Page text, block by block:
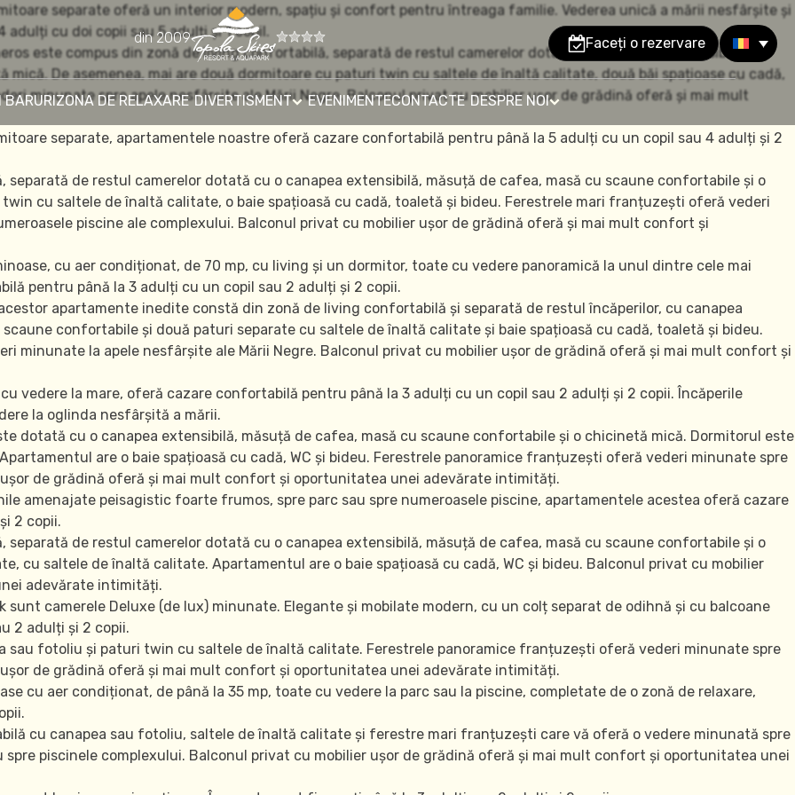
din 2009 Faceți o rezervare
BARURIZONA DE RELAXARE DIVERTISMENT EVENIMENTECONTACTE DESPRE NOI
separate oferă un interior modern, spațiu și confort pentru întreaga familie. Vederea unică a mării nesfârșite și
cu doi copii sau 5 adulți și 1 copil.
este compus din zonă de living confortabilă, separată de restul camerelor dotată cu o canapea extensibilă,
De asemenea, mai are două dormitoare cu paturi twin cu saltele de înaltă calitate, două băi spațioase cu cadă,
minunate spre apele nesfârșite ale Mării Negre. Balconul privat cu mobilier ușor de grădină oferă și mai mult
separate, apartamentele noastre oferă cazare confortabilă pentru până la 5 adulți cu un copil sau 4 adulți și 2
de restul camerelor dotată cu o canapea extensibilă, măsuță de cafea, masă cu scaune confortabile și o
cu saltele de înaltă calitate, o baie spațioasă cu cadă, toaletă și bideu. Ferestrele mari franțuzești oferă vederi
piscine ale complexului. Balconul privat cu mobilier ușor de grădină oferă și mai mult confort și
cu aer condiționat, de 70 mp, cu living și un dormitor, toate cu vedere panoramică la unul dintre cele mai
pentru până la 3 adulți cu un copil sau 2 adulți și 2 copii.
apartamente inedite constă din zonă de living confortabilă și separată de restul încăperilor, cu canapea
confortabile și două paturi separate cu saltele de înaltă calitate și baie spațioasă cu cadă, toaletă și bideu.
minunate la apele nesfârșite ale Mării Negre. Balconul privat cu mobilier ușor de grădină oferă și mai mult confort și
vedere la mare, oferă cazare confortabilă pentru până la 3 adulți cu un copil sau 2 adulți și 2 copii. Încăperile
la oglinda nesfârșită a mării.
dotată cu o canapea extensibilă, măsuță de cafea, masă cu scaune confortabile și o chicinetă mică. Dormitorul este
are o baie spațioasă cu cadă, WC și bideu. Ferestrele panoramice franțuzești oferă vederi minunate spre
de grădină oferă și mai mult confort și oportunitatea unei adevărate intimități.
amenajate peisagistic foarte frumos, spre parc sau spre numeroasele piscine, apartamentele acestea oferă cazare
2 copii.
de restul camerelor dotată cu o canapea extensibilă, măsuță de cafea, masă cu scaune confortabile și o
cu saltele de înaltă calitate. Apartamentul are o baie spațioasă cu cadă, WC și bideu. Balconul privat cu mobilier
adevărate intimități.
sunt camerele Deluxe (de lux) minunate. Elegante și mobilate modern, cu un colț separat de odihnă și cu balcoane
2 adulți și 2 copii.
sau fotoliu și paturi twin cu saltele de înaltă calitate. Ferestrele panoramice franțuzești oferă vederi minunate spre
de grădină oferă și mai mult confort și oportunitatea unei adevărate intimități.
cu aer condiționat, de până la 35 mp, toate cu vedere la parc sau la piscine, completate de o zonă de relaxare,
cu canapea sau fotoliu, saltele de înaltă calitate și ferestre mari franțuzești care vă oferă o vedere minunată spre
piscinele complexului. Balconul privat cu mobilier ușor de grădină oferă și mai mult confort și oportunitatea unei